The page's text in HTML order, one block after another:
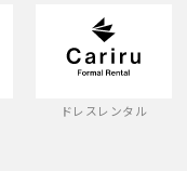
ドレスレンタル